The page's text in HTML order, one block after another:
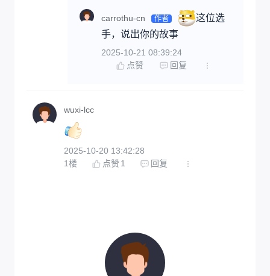
carrothu-cn 作者
这位选
手，说出你的故事
2025-10-21 08:39:24
点赞
回复
wuxi-lcc
2025-10-20 13:42:28
1楼 点赞 1 回复